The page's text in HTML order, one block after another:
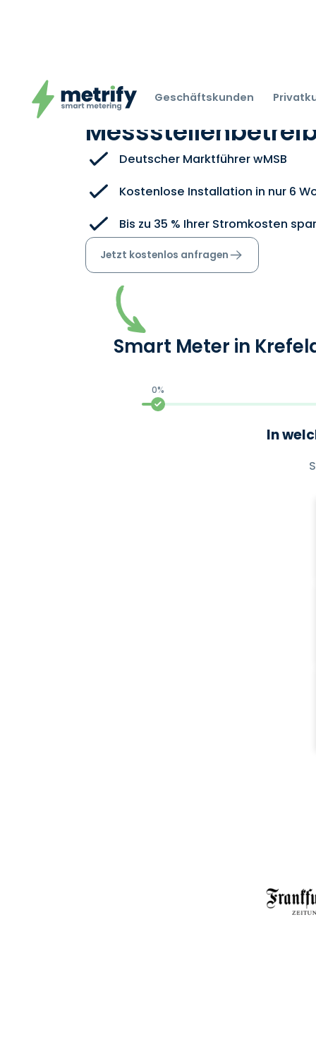
Geschäftskunden
metrify: Ihr
Deutscher Marktführer wMSB
Kostenlose Installation in nur 6
Bis zu 35 % Ihrer Stromkosten
Jetzt kostenlos anfragen
Smart Meter in